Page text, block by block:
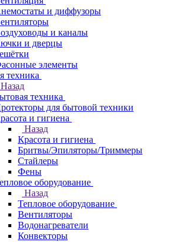
и диффузоры
и каналы
и дверцы
элементы
техника
Назад
техника
для бытовой техники
и гигиена
Назад
Красота и гигиена
Бритвы/Эпиляторы/Триммеры
Стайлеры
Фены
оборудование
Назад
Тепловое оборудование
Вентиляторы
Водонагреватели
Конвекторы